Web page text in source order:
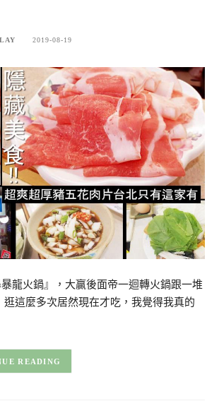
2019-08-19
龍火鍋』，大贏後面帝一迴轉火鍋跟一堆
逛這麼多次居然現在才吃，我覺得我真的
READING